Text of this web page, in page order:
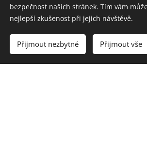
bezpečnost našich stránek. Tím vám
nejlepší zkušenost při jejich návštěvě.
Přijmout nezbytné Přijmout vše